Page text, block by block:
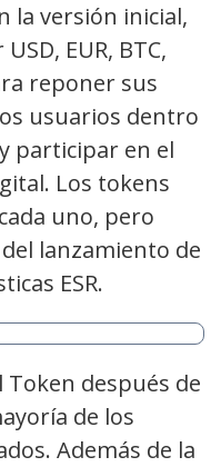
la versión inicial,
EUR, BTC,
reponer sus
usuarios dentro
participar en el
Los tokens
uno, pero
lanzamiento de
ESR.
Token después de
de los
Además de la